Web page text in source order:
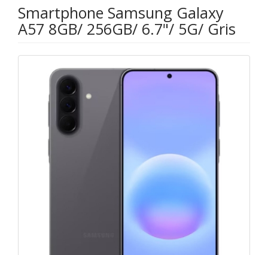
Smartphone Samsung Galaxy
A57 8GB/ 256GB/ 6.7"/ 5G/ Gris